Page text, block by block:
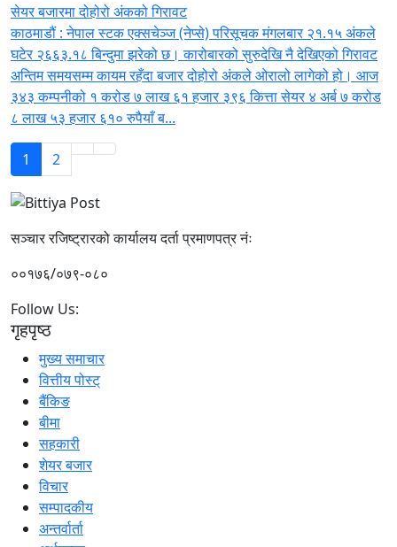
सेयर बजारमा दोहोरो अंकको गिरावट
काठमाडौं : नेपाल स्टक एक्सचेञ्ज (नेप्से) परिसूचक मंगलबार २१.१५ अंकले
घटेर २६६३.१८ बिन्दुमा झरेको छ। कारोबारको सुरुदेखि नै देखिएको गिरावट
अन्तिम समयसम्म कायम रहँदा बजार दोहोरो अंकले ओरालो लागेको हो। आज
३४३ कम्पनीको १ करोड ७ लाख ६१ हजार ३९६ कित्ता सेयर ४ अर्ब ७ करोड
८ लाख ५३ हजार ६१० रुपैयाँ ब...
1 2
सञ्चार रजिष्ट्रारको कार्यालय दर्ता प्रमाणपत्र नंः
००१७६/०७९-०८०
Follow Us:
गृहपृष्ठ
मुख्य समाचार
वित्तीय पोस्ट्
बैंकिङ
बीमा
सहकारी
शेयर बजार
विचार
सम्पादकीय
अन्तर्वार्ता